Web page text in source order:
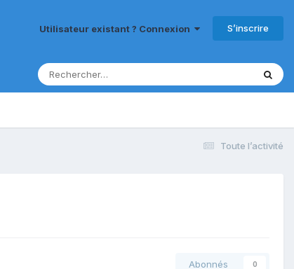
Utilisateur existant ? Connexion S’inscrire
Toute l’activité
Abonnés 0